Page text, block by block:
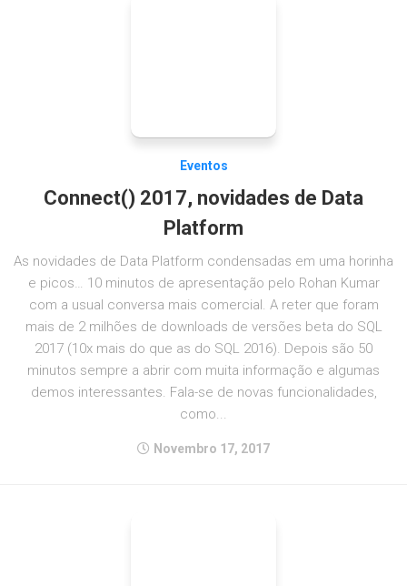
Eventos
Connect() 2017, novidades de Data
Platform
As novidades de Data Platform condensadas em uma horinha
e picos… 10 minutos de apresentação pelo Rohan Kumar
com a usual conversa mais comercial. A reter que foram
mais de 2 milhões de downloads de versões beta do SQL
2017 (10x mais do que as do SQL 2016). Depois são 50
minutos sempre a abrir com muita informação e algumas
demos interessantes. Fala-se de novas funcionalidades,
como...
Novembro 17, 2017